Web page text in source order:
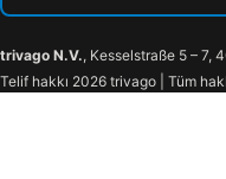
trivago N.V., Kesselstraße 5 – 7,
Telif hakkı 2026 trivago | Tüm